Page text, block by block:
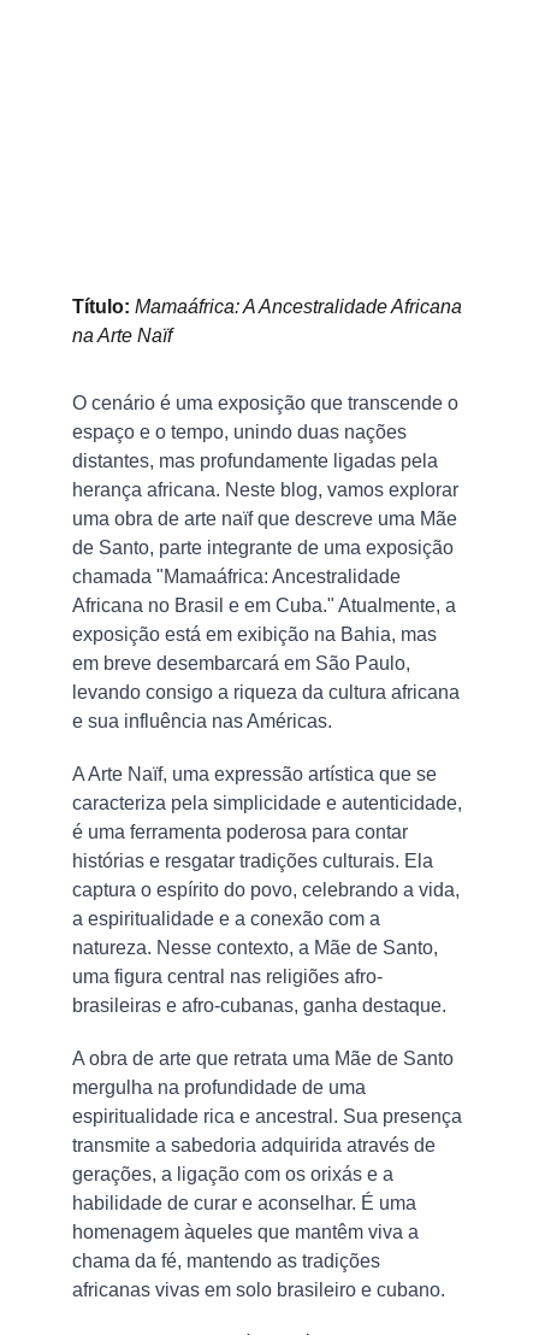
Título: Mamaáfrica: A Ancestralidade Africana
na Arte Naïf
O cenário é uma exposição que transcende o
espaço e o tempo, unindo duas nações
distantes, mas profundamente ligadas pela
herança africana. Neste blog, vamos explorar
uma obra de arte naïf que descreve uma Mãe
de Santo, parte integrante de uma exposição
chamada "Mamaáfrica: Ancestralidade
Africana no Brasil e em Cuba." Atualmente, a
exposição está em exibição na Bahia, mas
em breve desembarcará em São Paulo,
levando consigo a riqueza da cultura africana
e sua influência nas Américas.
A Arte Naïf, uma expressão artística que se
caracteriza pela simplicidade e autenticidade,
é uma ferramenta poderosa para contar
histórias e resgatar tradições culturais. Ela
captura o espírito do povo, celebrando a vida,
a espiritualidade e a conexão com a
natureza. Nesse contexto, a Mãe de Santo,
uma figura central nas religiões afro-
brasileiras e afro-cubanas, ganha destaque.
A obra de arte que retrata uma Mãe de Santo
mergulha na profundidade de uma
espiritualidade rica e ancestral. Sua presença
transmite a sabedoria adquirida através de
gerações, a ligação com os orixás e a
habilidade de curar e aconselhar. É uma
homenagem àqueles que mantêm viva a
chama da fé, mantendo as tradições
africanas vivas em solo brasileiro e cubano.